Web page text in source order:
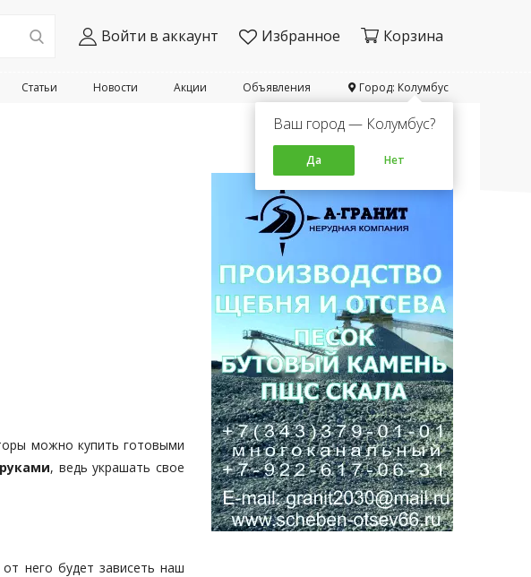
Войти в аккаунт Избранное Корзина
Город: Колумбус
Ваш город — Колумбус?
Да Нет
Объявления
Акции
Новости
Статьи
можно купить готовыми
, ведь украшать свое
него будет зависеть наш